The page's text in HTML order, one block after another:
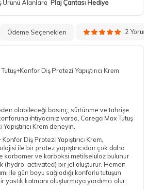
Ürünü Alanlara Plaj Çantası Hediye
Ödeme Seçenekleri 2 Yorum
Diş Protezi Yapıştırıcı Krem
olabileceği basınç, sürtünme ve tahrişe
ihtiyacınız varsa, Corega Max Tutuş
Krem deneyin.
Diş Protezi Yapıştırıcı Krem,
ile bir protez yapıştırıcıdan çok daha
karbomer ve karboksi metilselüloz bulunur
(hydro-activated) bir jel oluşturur. Hemen
ile gün boyu sağladığı konforlu tutuşun
yastık katmanı oluşturmaya yardımcı olur.